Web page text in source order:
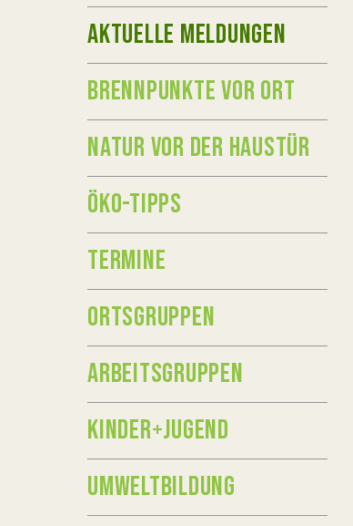
AKTUELLE MELDUNGEN
BRENNPUNKTE VOR ORT
NATUR VOR DER HAUSTÜR
ÖKO-TIPPS
TERMINE
ORTSGRUPPEN
ARBEITSGRUPPEN
KINDER+JUGEND
UMWELTBILDUNG